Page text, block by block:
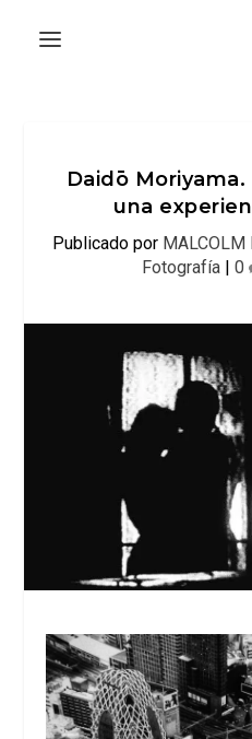
Daidō
una
Publicado por MALCOLM
Fotografía| 0